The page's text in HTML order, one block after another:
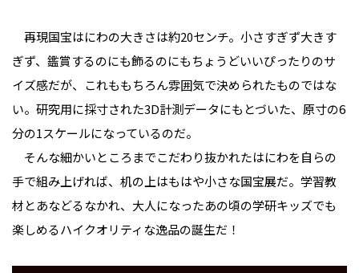
再現国宝はにわの大きさは約20センチ。小さすぎず大きす
ぎず、鑑賞するのにも飾るのにもちょうどいいぴったりのサ
イズ感だが、これももちろん雰囲気で決められたものではな
い。研究用に採寸された3D計測データにもとづいた、原寸の6
分の1スケールになっているのだ。
そんな細かいところまでこだわり抜かれたはにわを自らの
手で組み上げれば、机の上はもはや小さな国宝展だ。学習教
材とあなどるなかれ、大人になったあの頃の学研キッズでも
楽しめるハイクオリティな逸品の誕生だ！